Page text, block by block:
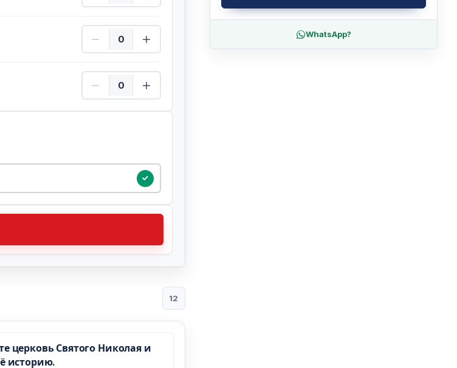
ребенок Количество
Дети Количество
12
церковь Святого Николая и
историю.
WhatsApp?